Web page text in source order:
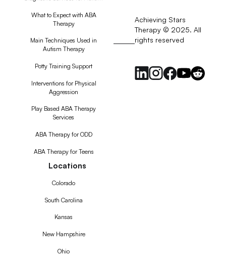
What to Expect with ABA
Therapy
Main Techniques Used in
Autism Therapy
Potty Training Support
Interventions for Physical
Aggression
Play Based ABA Therapy
Services
ABA Therapy for ODD
ABA Therapy for Teens
Locations
Colorado
South Carolina
Kansas
New Hampshire
Ohio
Achieving Stars
Therapy © 2025. All
rights reserved